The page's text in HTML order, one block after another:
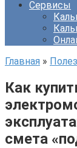
Сервисы
Главная »
Как
смета